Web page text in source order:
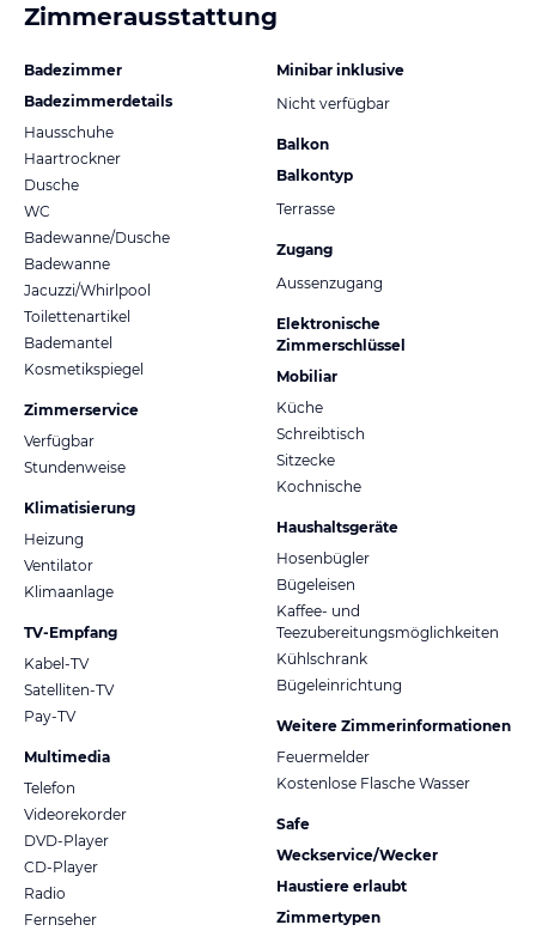
Zimmerausstattung
Badezimmer
Badezimmerdetails
Hausschuhe
Haartrockner
Dusche
WC
Badewanne/Dusche
Badewanne
Jacuzzi/Whirlpool
Toilettenartikel
Bademantel
Kosmetikspiegel
Zimmerservice
Verfügbar
Stundenweise
Klimatisierung
Heizung
Ventilator
Klimaanlage
TV-Empfang
Kabel-TV
Satelliten-TV
Pay-TV
Multimedia
Telefon
Videorekorder
DVD-Player
CD-Player
Radio
Fernseher
Minibar inklusive
Nicht verfügbar
Balkon
Balkontyp
Terrasse
Zugang
Aussenzugang
Elektronische
Zimmerschlüssel
Mobiliar
Küche
Schreibtisch
Sitzecke
Kochnische
Haushaltsgeräte
Hosenbügler
Bügeleisen
Kaffee- und
Teezubereitungsmöglichkeiten
Kühlschrank
Bügeleinrichtung
Weitere Zimmerinformationen
Feuermelder
Kostenlose Flasche Wasser
Safe
Weckservice/Wecker
Haustiere erlaubt
Zimmertypen